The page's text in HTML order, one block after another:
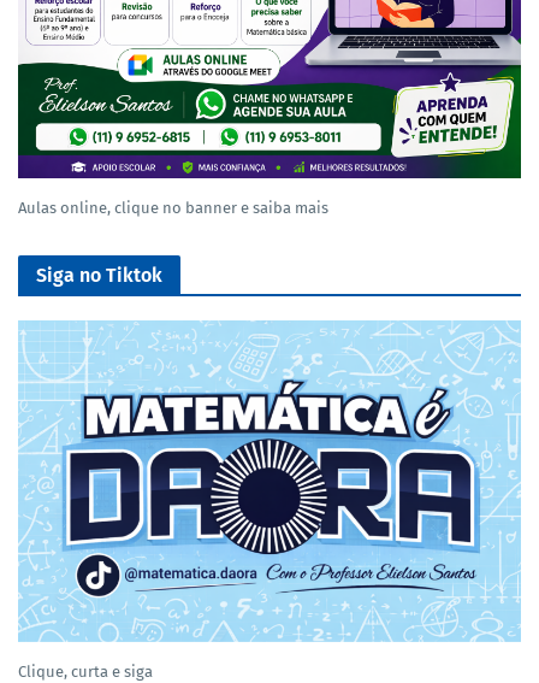
Aulas online, clique no banner e saiba mais
Siga no Tiktok
Clique, curta e siga